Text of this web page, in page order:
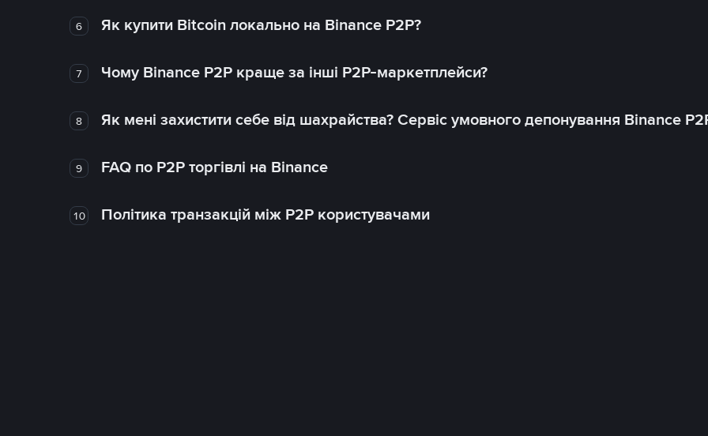
6 Як купити Bitcoin локально на Binance P2P?
7 Чому Binance P2P краще за інші P2P-маркетплейси?
8 Як мені захистити себе від шахрайства? Сервіс умовного депонування Binance
9 FAQ по P2P торгівлі на Binance
10 Політика транзакцій між P2P користувачами